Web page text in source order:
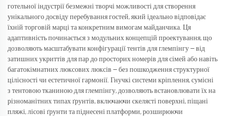
готельної індустрії безмежні творчі можливості для створення
унікального досвіду перебування гостей, який ідеально відповідає
їхній торговій марці та конкретним вимогам майданчика. Ця
адаптивність починається з модульних концепцій проектування, що
дозволяють масштабувати конфігурації тентів для глемпінгу — від
затишних укриттів для пар до просторих номерів для сімей або навіть
багатокімнатних люксових люксів — без пошкодження структурної
цілісності чи естетичної гармонії. Гнучкі системи кріплення, сумісні
з тентовою тканиною для глемпінгу, дозволяють встановлювати їх на
різноманітних типах ґрунтів, включаючи скелясті поверхні, піщані
пляжі, лісові ґрунти та піднесені платформи, розширюючи